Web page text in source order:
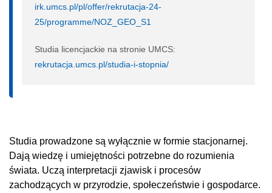
irk.umcs.pl/pl/offer/rekrutacja-24-
25/programme/NOZ_GEO_S1
Studia licencjackie na stronie UMCS:
rekrutacja.umcs.pl/studia-i-stopnia/
Studia prowadzone są wyłącznie w formie stacjonarnej.
Dają wiedzę i umiejętności potrzebne do rozumienia
świata. Uczą interpretacji zjawisk i procesów
zachodzących w przyrodzie, społeczeństwie i gospodarce.